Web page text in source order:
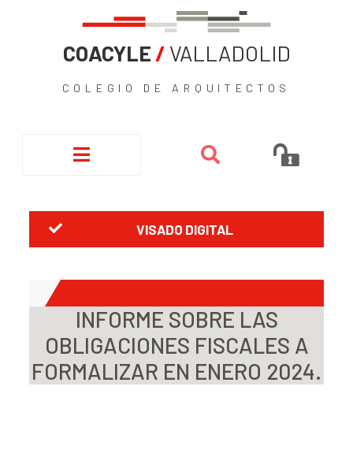
COACYLE / VALLADOLID
COLEGIO DE ARQUITECTOS
VISADO DIGITAL
INFORME SOBRE LAS
OBLIGACIONES FISCALES A
FORMALIZAR EN ENERO 2024.